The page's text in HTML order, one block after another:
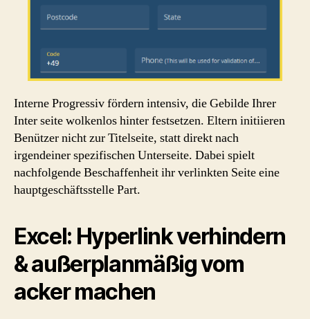
Interne Progressiv fördern intensiv, die Gebilde Ihrer
Inter seite wolkenlos hinter festsetzen. Eltern initiieren
Benützer nicht zur Titelseite, statt direkt nach
irgendeiner spezifischen Unterseite. Dabei spielt
nachfolgende Beschaffenheit ihr verlinkten Seite eine
hauptgeschäftsstelle Part.
Excel: Hyperlink verhindern
& außerplanmäßig vom
acker machen